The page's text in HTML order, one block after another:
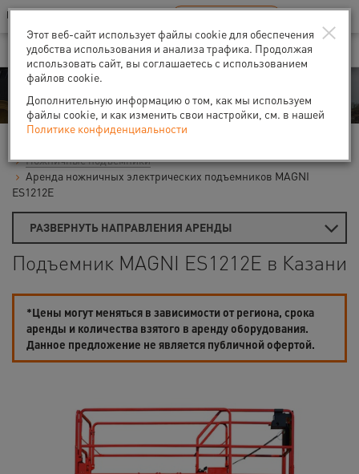
Ваш город:Казань
В Вашем регионе нет наших офисов RU EN
Аренда
Ножничные подъемники
Аренда ножничных электрических подъемников MAGNI
ES1212E
РАЗВЕРНУТЬ НАПРАВЛЕНИЯ АРЕНДЫ
Подъемник MAGNI ES1212E в Казани
*Цены могут меняться в зависимости от региона, срока
аренды и количества взятого в аренду оборудования.
Данное предложение не является публичной офертой.
×
Этот веб-сайт использует файлы cookie для обеспечения
удобства использования и анализа трафика. Продолжая
использовать сайт, вы соглашаетесь с использованием
файлов cookie.
Дополнительную информацию о том, как мы используем
файлы cookie, и как изменить свои настройки, см. в нашей
Политике конфиденциальности